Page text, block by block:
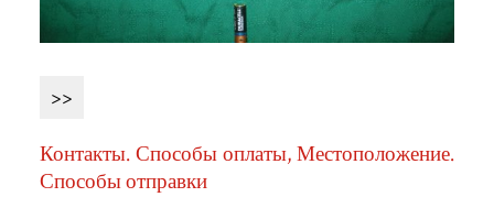
>>
Контакты. Способы оплаты, Местоположение.
Способы отправки